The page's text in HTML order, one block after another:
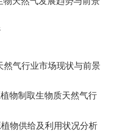
气行业市场现状与前景
物制取生物质天然气行
植物供给及利用状况分析